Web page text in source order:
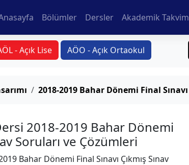
Bölümler Dersler Akademik Takvim
- Açık Lise AÖO - Açık Ortaokul
2018-2019 Bahar Dönemi Final Sınavı
2018-2019 Bahar Dönemi
Soruları ve Çözümleri
Bahar Dönemi Final Sınavı Çıkmış Sınav